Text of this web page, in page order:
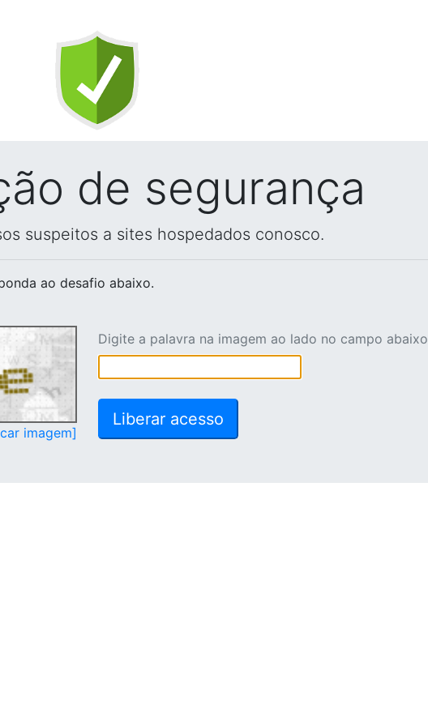
de segurança
suspeitos a sites hospedados conosco.
ao desafio abaixo.
imagem]
Digite a palavra na imagem ao lado no campo abaixo